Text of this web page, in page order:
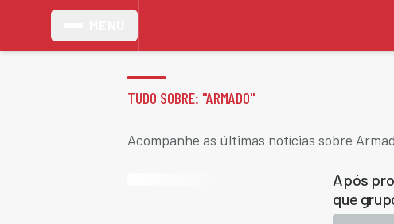
TUDO SOBRE: "ARMADO"
Acompanhe as últimas notícias sobre
Após
que